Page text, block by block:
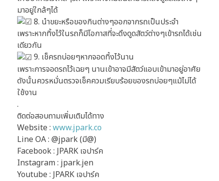
มาอยู่ใกล้ๆได้
8. นำขยะหรือของกินต่างๆออกจากรถเป็นประจำ
เพราะหากทิ้งไว้ในรถก็มีโอกาสที่จะดึงดูดสัตว์ต่างๆเข้ารถได้เช่น
เดียวกัน
9. เช็ครถบ่อยๆหากจอดทิ้งไว้นาน
เพราะการจอดรถไว้เฉยๆ นานเข้าอาจมีสัตว์แอบเข้ามาอยู่อาศัย
ดังนั้นควรหมั่นตรวจเช็คควมเรียบร้อยของรถบ่อยๆแม้ไม่ได้
ใช้งาน
.
ติดต่อสอบถามเพิ่มเติมได้ทาง
Website : www.jpark.co
Line OA : @jpark (มี@)
Facebook : JPARK เจปาร์ค
Instagram : jpark.jen
Youtube : JPARK เจปาร์ค